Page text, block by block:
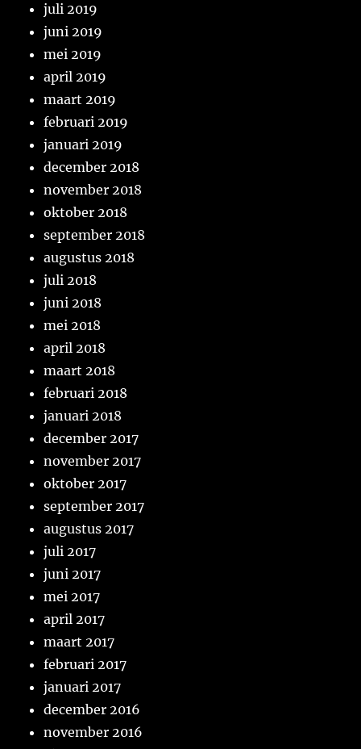
juli 2019
juni 2019
mei 2019
april 2019
maart 2019
februari 2019
januari 2019
december 2018
november 2018
oktober 2018
september 2018
augustus 2018
juli 2018
juni 2018
mei 2018
april 2018
maart 2018
februari 2018
januari 2018
december 2017
november 2017
oktober 2017
september 2017
augustus 2017
juli 2017
juni 2017
mei 2017
april 2017
maart 2017
februari 2017
januari 2017
december 2016
november 2016